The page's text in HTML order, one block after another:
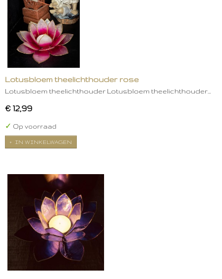
Lotusbloem theelichthouder rose
Lotusbloem theelichthouder Lotusbloem theelichthouder…
€ 12,99
✓ Op voorraad
IN WINKELWAGEN